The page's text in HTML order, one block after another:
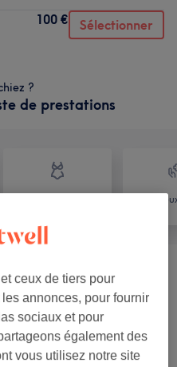
100 € Sélectionner
?
de prestations
à partir de 50 €
à partir de 90 €
à partir de 90 €
ceux de tiers pour
annonces, pour fournir
sociaux et pour
également des
vous utilisez notre site